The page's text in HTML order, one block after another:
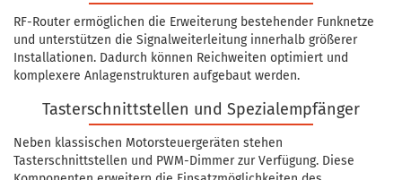
RF-Router ermöglichen die Erweiterung bestehender Funknetze
und unterstützen die Signalweiterleitung innerhalb größerer
Installationen. Dadurch können Reichweiten optimiert und
komplexere Anlagenstrukturen aufgebaut werden.
Tasterschnittstellen und Spezialempfänger
Neben klassischen Motorsteuergeräten stehen
Tasterschnittstellen und PWM-Dimmer zur Verfügung. Diese